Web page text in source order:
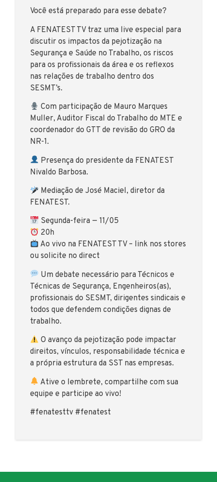
Você está preparado para esse debate?
A FENATEST TV traz uma live especial para
discutir os impactos da pejotização na
Segurança e Saúde no Trabalho, os riscos
para os profissionais da área e os reflexos
nas relações de trabalho dentro dos
SESMT’s.
Com participação de Mauro Marques
Muller, Auditor Fiscal do Trabalho do MTE e
coordenador do GTT de revisão do GRO da
NR-1.
Presença do presidente da FENATEST
Nivaldo Barbosa.
Mediação de José Maciel, diretor da
FENATEST.
Segunda-feira — 11/05
20h
Ao vivo na FENATEST TV – link nos stores
ou solicite no direct
Um debate necessário para Técnicos e
Técnicas de Segurança, Engenheiros(as),
profissionais do SESMT, dirigentes sindicais e
todos que defendem condições dignas de
trabalho.
O avanço da pejotização pode impactar
direitos, vínculos, responsabilidade técnica e
a própria estrutura da SST nas empresas.
Ative o lembrete, compartilhe com sua
equipe e participe ao vivo!
#fenatesttv #fenatest